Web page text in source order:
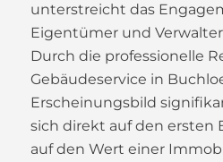
unterstreicht das
Eigentümer und
Durch die professionelle
Gebäudeservice in
Erscheinungsbild
sich direkt auf den ersten
auf den Wert einer